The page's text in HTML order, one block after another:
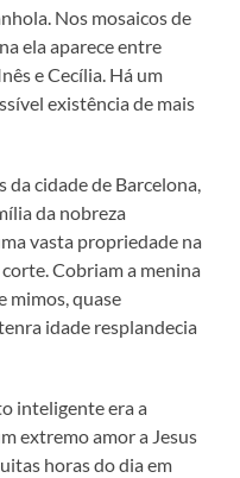
Nos mosaicos de
ela aparece entre
e Cecília. Há um
existência de mais
da cidade de Barcelona,
da nobreza
vasta propriedade na
Cobriam a menina
mimos, quase
idade resplandecia
inteligente era a
extremo amor a Jesus
horas do dia em